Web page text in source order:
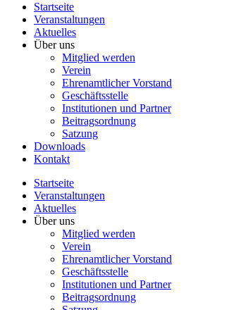
Startseite
Veranstaltungen
Aktuelles
Über uns
Mitglied werden
Verein
Ehrenamtlicher Vorstand
Geschäftsstelle
Institutionen und Partner
Beitragsordnung
Satzung
Downloads
Kontakt
Startseite
Veranstaltungen
Aktuelles
Über uns
Mitglied werden
Verein
Ehrenamtlicher Vorstand
Geschäftsstelle
Institutionen und Partner
Beitragsordnung